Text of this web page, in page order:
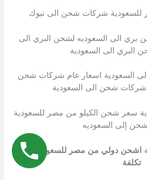
شركات شحن الى تبوك
بري الى السعوديه لشحن البري الى
البري الى السعودية
السعودية اسعار عام شركات شحن
شركات شحن الى السعودية
سعر شحن الكيلو من مصر للسعودية
إلى السعوديه
اشحن دولي من مصر للسعودية اقل
تكلفة